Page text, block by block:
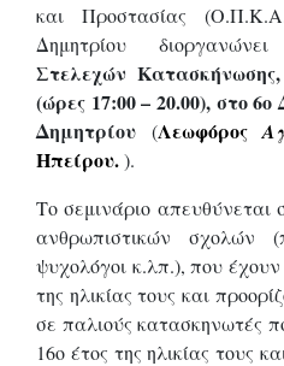
και Προστασίας
Δημητρίου διοργανών
Στελεχών
(ώρες 17:00 – 20.00), στο6ο
Δημητρίου (Λεωφόρος
Ηπείρου.).
Το σεμινάριο απευθύνεται
ανθρωπιστικών σχολών
ψυχολόγοι κ.λπ.), που
της ηλικίας τουςκαι
σε παλιούς κατασκηνωτές
16ο έτος της ηλικίας τους